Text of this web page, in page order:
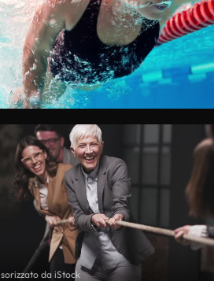
da iStock